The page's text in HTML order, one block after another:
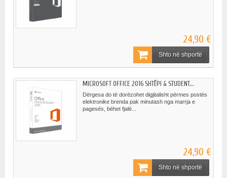
24,90 €
Shto në shportë
MICROSOFT OFFICE 2016 SHTËPI & STUDENT...
Dërgesa do të dorëzohet digjitalisht përmes postës
elektronike brenda pak minutash nga marrja e
pagesës, bëhet fjalë...
24,90 €
Shto në shportë